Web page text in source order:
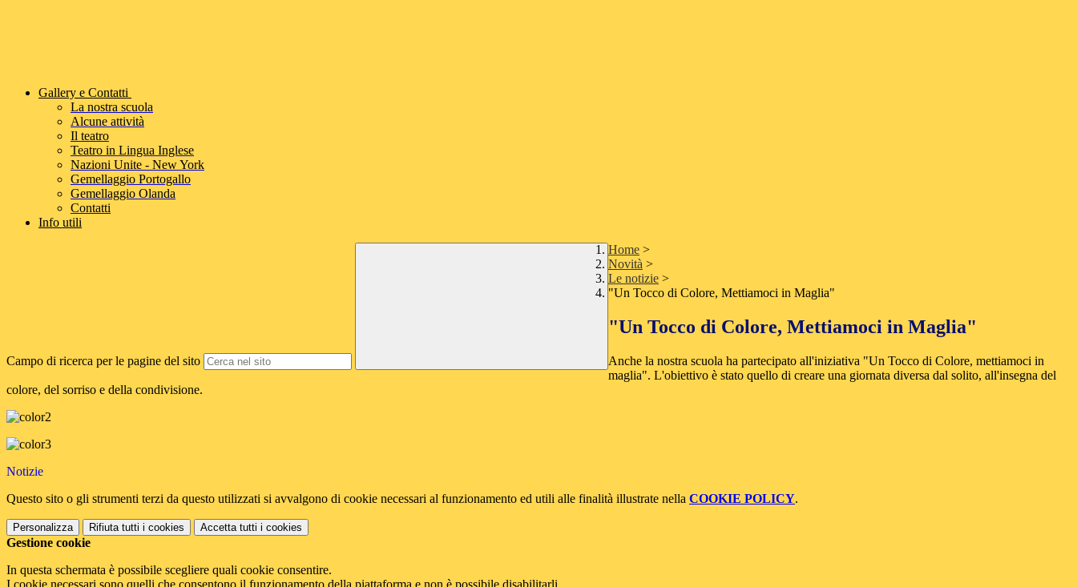
Gallery e Contatti
La nostra scuola
Alcune attività
Il teatro
Teatro in Lingua Inglese
Nazioni Unite - New York
Gemellaggio Portogallo
Gemellaggio Olanda
Contatti
Info utili
Campo di ricerca per le pagine del sito
Home >
Novità >
Le notizie >
"Un Tocco di Colore, Mettiamoci in Maglia"
"Un Tocco di Colore, Mettiamoci in Maglia"
Anche la nostra scuola ha partecipato all'iniziativa "Un Tocco di Colore, mettiamoci in
maglia". L'obiettivo è stato quello di creare una giornata diversa dal solito, all'insegna del
colore, del sorriso e della condivisione.
Notizie
Questo sito o gli strumenti terzi da questo utilizzati si avvalgono di cookie necessari al funzionamento ed utili alle finalità illustrate nella COOKIE POLICY.
Personalizza Rifiuta tutti i cookies Accetta tutti i cookies
Gestione cookie
In questa schermata è possibile scegliere quali cookie consentire.